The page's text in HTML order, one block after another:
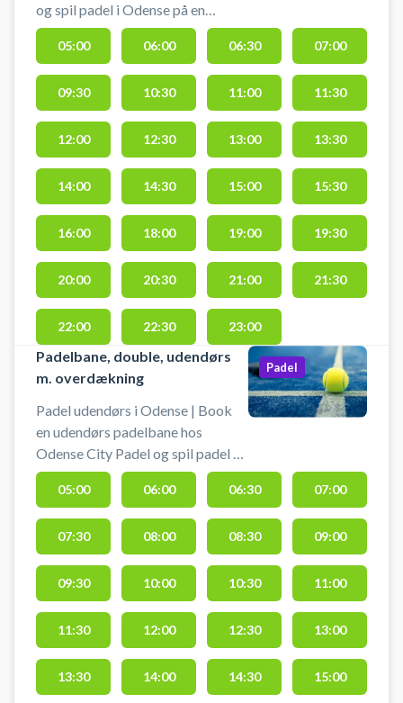
og spil padel i Odense på en
indendørs singlebane med en
loftshøjde på hele 9,6 meter på
midten. Odense City Padel er
centralt beliggende med i alt 4
padelbaner, 1 udendørsbane og 3
baner indendørs i de
stemningsfulde Thrigehaller på
Thriges Plads 9, 5000 Odense C.
Hos Odense City Padel center kan
du leje bat og købe bolde i
centeret, hvor du også finder bl.a.
loungeområde og
omklædningsfaciliteter.
05:00 06:00 06:30 07:00
09:30 10:30 11:00 11:30
12:00 12:30 13:00 13:30
14:00 14:30 15:00 15:30
16:00 18:00 19:00 19:30
20:00 20:30 21:00 21:30
22:00 22:30 23:00
Padelbane, double, udendørs
m. overdækning
Padel udendørs i Odense | Book
en udendørs padelbane hos
Odense City Padel og spil padel på
en doublebane i en overdækket
stålhal med 6,9 meter lofthøjde.
Odense City Padel i centrum af
byen har foruden den
overdækkede udendørsbane
yderligere 3 padel baner
indendørs i Thrigehaller i Thrige
Firkanten på Thriges Plads 9,
5000 Odense C. Du kan leje bat og
købe bolde i centret hos Odense
City Padel, hvor du også finder
Padel
05:00 06:00 06:30 07:00
07:30 08:00 08:30 09:00
09:30 10:00 10:30 11:00
11:30 12:00 12:30 13:00
13:30 14:00 14:30 15:00